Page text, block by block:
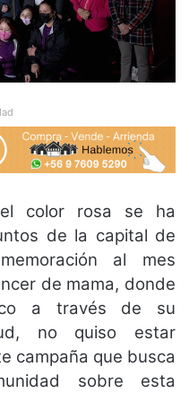
color rosa se ha
de la capital de
al mes
de mama, donde
a través de su
no quiso estar
campaña que busca
sobre esta